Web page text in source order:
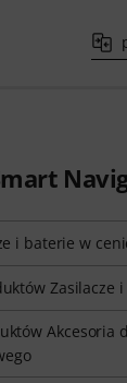
i baterie w
Zasilacze
Akcesoria